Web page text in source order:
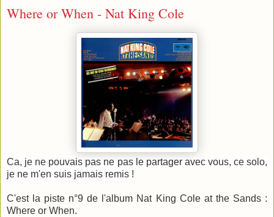
Where or When - Nat King Cole
Ca, je ne pouvais pas ne pas le partager avec vous, ce solo,
je ne m'en suis jamais remis !
C'est la piste n°9 de l'album Nat King Cole at the Sands :
Where or When.